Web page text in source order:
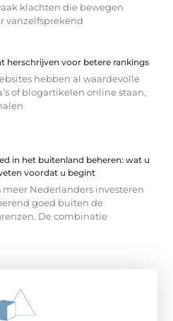
klachten die bewegen
vanzelfsprekend
herschrijven voor betere rankings
hebben al waardevolle
of blogartikelen online staan,
in het buitenland beheren: wat u
voordat u begint
meer Nederlanders investeren
goed buiten de
De combinatie